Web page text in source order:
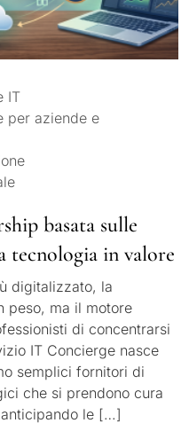
IT
per aziende e
basata sulle
tecnologia in valore
digitalizzato, la
peso, ma il motore
di concentrarsi
IT Concierge nasce
semplici fornitori di
che si prendono cura
le […]